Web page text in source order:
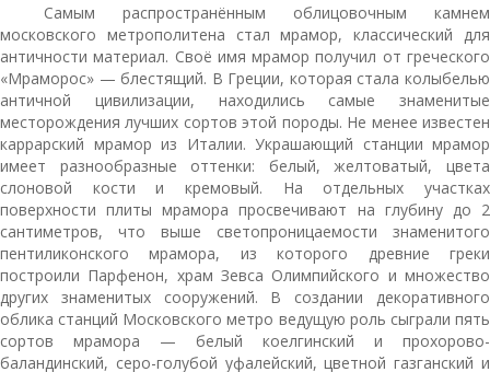
Самым распространённым облицовочным камнем
московского метрополитена стал мрамор, классический для
античности материал. Своё имя мрамор получил от греческого
«Мраморос» — блестящий. В Греции, которая стала колыбелью
античной цивилизации, находились самые знаменитые
месторождения лучших сортов этой породы. Не менее известен
каррарский мрамор из Италии. Украшающий станции мрамор
имеет разнообразные оттенки: белый, желтоватый, цвета
слоновой кости и кремовый. На отдельных участках
поверхности плиты мрамора просвечивают на глубину до 2
сантиметров, что выше светопроницаемости знаменитого
пентиликонского мрамора, из которого древние греки
построили Парфенон, храм Зевса Олимпийского и множество
других знаменитых сооружений. В создании декоративного
облика станций Московского метро ведущую роль сыграли пять
сортов мрамора — белый коелгинский и прохорово-
баландинский, серо-голубой уфалейский, цветной газганский и